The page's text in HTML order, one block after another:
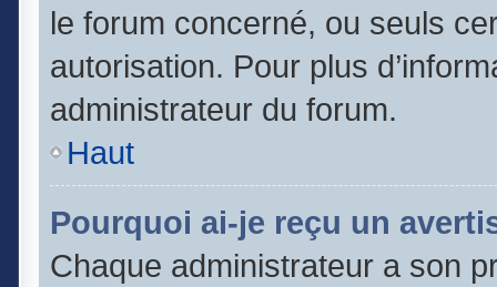
le forum concerné, ou seuls
autorisation. Pour plus
administrateur du forum.
Haut
Pourquoi ai-je reçu un
Chaque administrateur a son